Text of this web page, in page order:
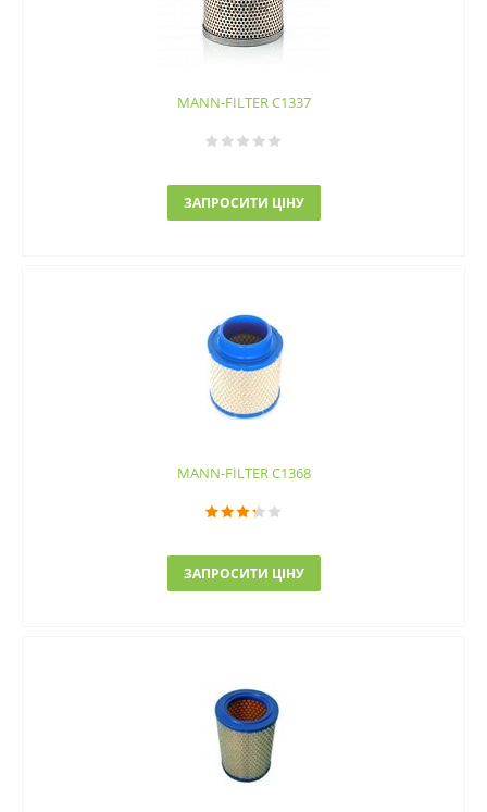
MANN-FILTER C1337
ЗАПРОСИТИ ЦІНУ
MANN-FILTER C1368
ЗАПРОСИТИ ЦІНУ